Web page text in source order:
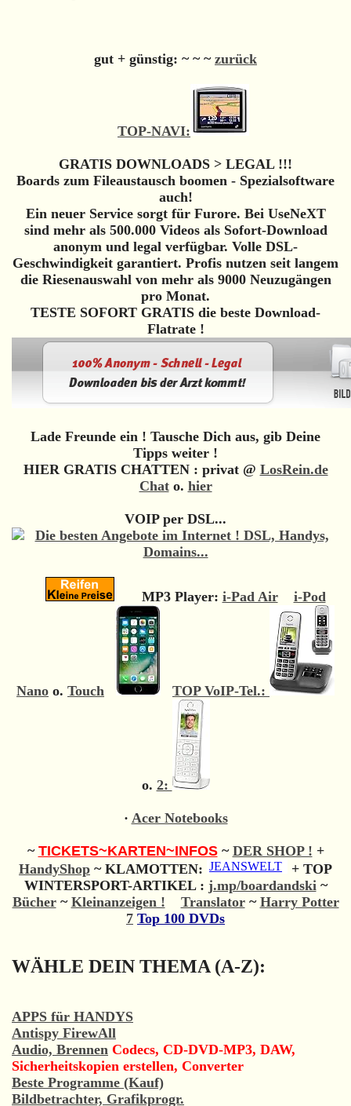
gut + günstig: ~ ~ ~ zurück
TOP-NAVI:
GRATIS DOWNLOADS > LEGAL !!!
Boards zum Fileaustausch boomen - Spezialsoftware
auch!
Ein neuer Service sorgt für Furore. Bei UseNeXT
sind mehr als 500.000 Videos als Sofort-Download
anonym und legal verfügbar. Volle DSL-
Geschwindigkeit garantiert. Profis nutzen seit langem
die Riesenauswahl von mehr als 9000 Neuzugängen
pro Monat.
TESTE SOFORT GRATIS die beste Download-
Flatrate !
Lade Freunde ein ! Tausche Dich aus, gib Deine
Tipps weiter !
HIER GRATIS CHATTEN : privat @ LosRein.de
Chato. hier
VOIP per DSL...
MP3 Player: i-Pad Air i-Pod
Nano o. Touch TOP VoIP-Tel.:
o. 2:
· Acer Notebooks
~ TICKETS~KARTEN~INFOS~ DER SHOP ! +
HandyShop ~ KLAMOTTEN:
+ TOP
WINTERSPORT-ARTIKEL : j.mp/boardandski~
Bücher~ Kleinanzeigen ! Translator~ Harry Potter
7 Top 100 DVDs
WÄHLE DEIN THEMA (A-Z):
APPS für HANDYS
Antispy FirewAll
Audio, Brennen Codecs, CD-DVD-MP3, DAW,
Sicherheitskopien erstellen, Converter
Beste Programme (Kauf)
Bildbetrachter, Grafikprogr.